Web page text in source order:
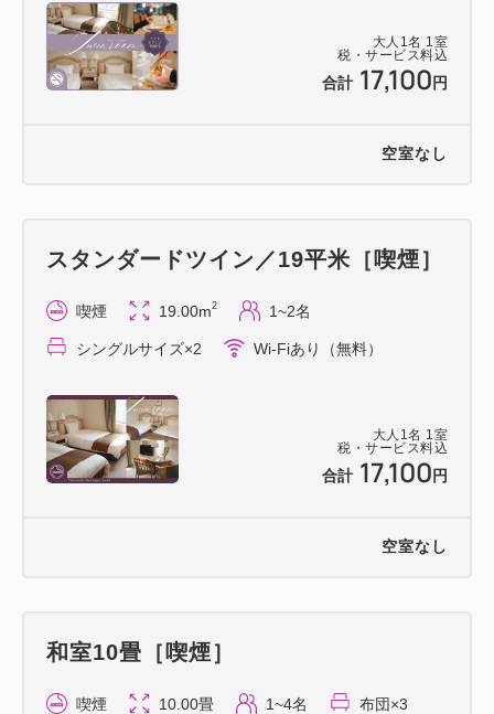
大人 1 名 1 室
税・サービス料込
合計 17,100 円
空室なし
大人 1 名 1 室
税・サービス料込
合計 17,100 円
スタンダードツイン／19平米［喫煙］
喫煙 19.00m2 1~2名
シングルサイズ×2 Wi-Fiあり（無料）
空室なし
和室10畳［喫煙］
喫煙 10.00畳 1~4名 布団×3